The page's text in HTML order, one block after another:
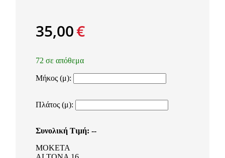
35,00€
72 σε απόθεμα
Μήκος (μ):
Πλάτος (μ):
Συνολική Τιμή: --
ΜΟΚΕΤΑ